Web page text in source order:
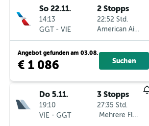
So 22.11.
14:13
GGT- VIE
2 Stopps
22:52 Std.
American Airlines
Angebot gefunden am 03.08.
€ 1 086 Suchen
Do 5.11.
19:10
VIE - GGT
3 Stopps
27:35 Std.
Mehrere